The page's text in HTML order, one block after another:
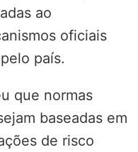
ao
oficiais
país.
que normas
baseadas em
de risco